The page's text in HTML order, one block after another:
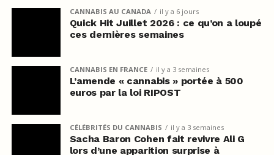
CANNABIS AU CANADA il y a 6 jours
Quick Hit Juillet 2026 : ce qu’on a loupé
ces dernières semaines
CANNABIS EN FRANCE il y a 3 semaines
L’amende « cannabis » portée à 500
euros par la loi RIPOST
CÉLÉBRITÉS DU CANNABIS il y a 3 semaines
Sacha Baron Cohen fait revivre Ali G
lors d’une apparition surprise à